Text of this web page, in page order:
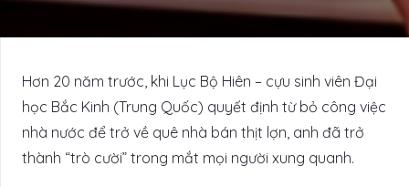
Hơn 20 năm trước, khi Lục Bộ Hiên – cựu sinh viên Đại
học Bắc Kinh (Trung Quốc) quyết định từ bỏ công việc
nhà nước để trở về quê nhà bán thịt lợn, anh đã trở
thành “trò cười” trong mắt mọi người xung quanh.